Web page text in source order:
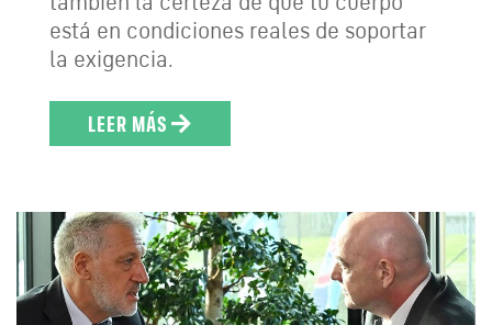
está en condiciones reales de soportar
la exigencia.
LEER MÁS